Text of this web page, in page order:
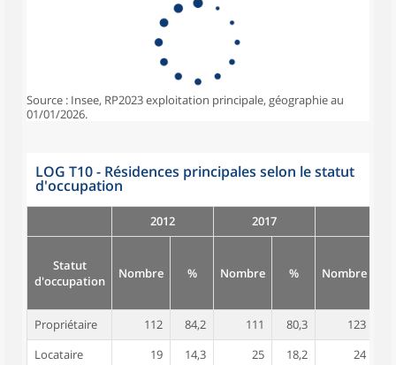
Source : Insee, RP2023 exploitation principale, géographie au
01/01/2026.
LOG T10 - Résidences principales selon le statut
d'occupation
2012 2017
Statut
d'occupation
Nombre % Nombre % Nombre
Propriétaire 112 84,2 111 80,3 123
Locataire
19 14,3 25 18,2 24